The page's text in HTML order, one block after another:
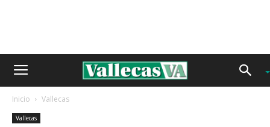
Inicio Vallecas
Vallecas